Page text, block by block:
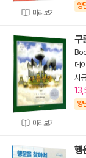
미리보기
양
미리보기
구
데
시
양
행